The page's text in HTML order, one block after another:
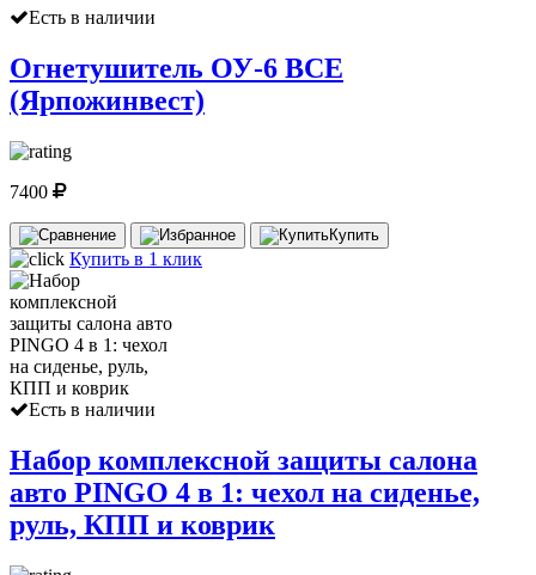
Есть в наличии
Огнетушитель ОУ-6 ВСЕ
(Ярпожинвест)
7400
Купить
Купить в 1 клик
Есть в наличии
Набор комплексной защиты салона
авто PINGO 4 в 1: чехол на сиденье,
руль, КПП и коврик